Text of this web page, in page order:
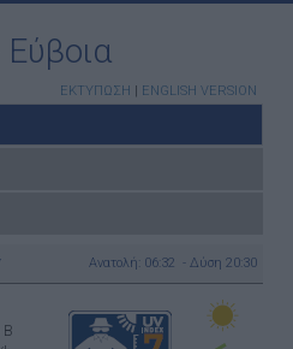
ΕΚΤΥΠΩΣΗ | ENGLISH VERSION
Ανατολή: 06:32 - Δύση 20:30